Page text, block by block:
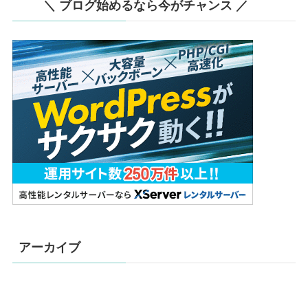
＼ ブログ始めるなら今がチャンス ／
アーカイブ